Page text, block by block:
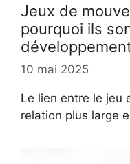
Jeux de
pourquoi ils
10 mai 2025
Le lien entre le jeu
relation plus large